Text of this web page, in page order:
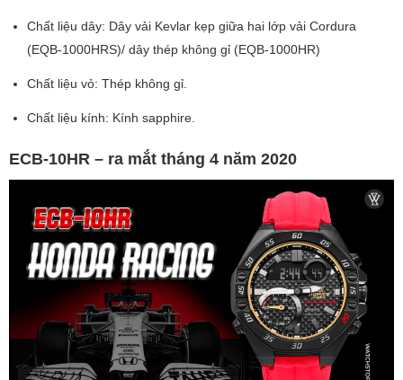
Chất liệu dây: Dây vải Kevlar kẹp giữa hai lớp vải Cordura
(EQB-1000HRS)/ dây thép không gỉ (EQB-1000HR)
Chất liệu vỏ: Thép không gỉ.
Chất liệu kính: Kính sapphire.
ECB-10HR – ra mắt tháng 4 năm 2020